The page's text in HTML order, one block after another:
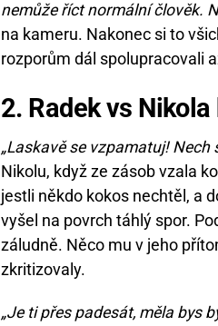
nemůže říct normální člověk.
na kameru. Nakonec si to
rozporům dál spolupracovali
2. Radek vs
„Laskavě se vzpamatuj! Nech
Nikolu, když ze zásob vzala
jestli někdo kokos nechtěl, a
vyšel na povrch táhlý spor.
záludně. Něco mu v jeho
zkritizovaly.
„Je ti přes padesát, měla bys